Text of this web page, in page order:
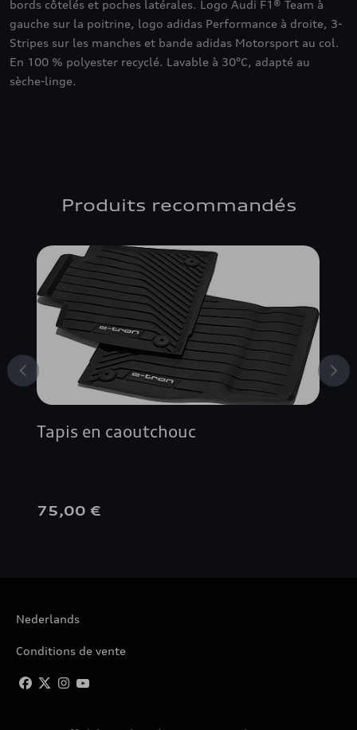
bords côtelés et poches latérales. Logo Audi F1® Team à
gauche sur la poitrine, logo adidas Performance à droite, 3-
Stripes sur les manches et bande adidas Motorsport au col.
En 100 % polyester recyclé. Lavable à 30°C, adapté au
sèche-linge.
Produits recommandés
Tapis en caoutchouc
75,00 €
Nederlands
Conditions de vente